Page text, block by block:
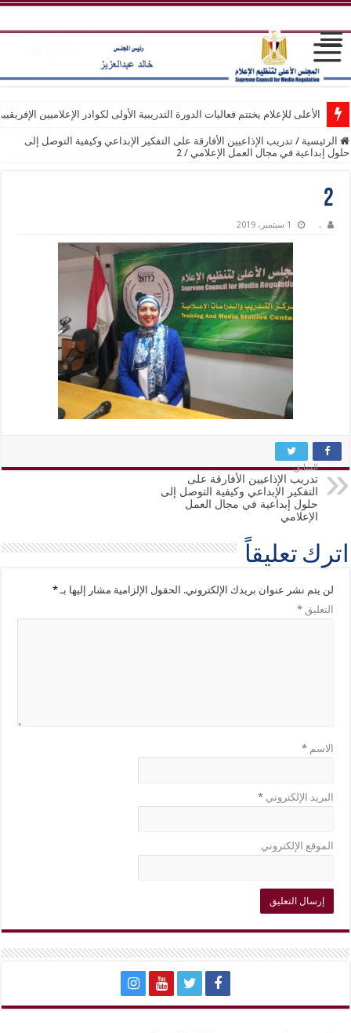
الأعلى للإعلام يختتم فعاليات الدورة التدريبية الأولى لكوادر الإعلاميين
الرئيسية / تدريب الإذاعيين الأفارقة على التفكير الإبداعي وكيفية التوصل إلى
حلول إبداعية في مجال العمل الإعلامي /
2
2
. 1 سبتمبر، 2019
السابق
تدريب الإذاعيين الأفارقة على
التفكير الإبداعي وكيفية التوصل إلى
حلول إبداعية في مجال العمل
الإعلامي
اترك تعليقاً
لن يتم نشر عنوان بريدك الإلكتروني. الحقول الإلزامية مشار إليها بـ*
التعليق*
الاسم*
البريد الإلكتروني*
الموقع الإلكتروني